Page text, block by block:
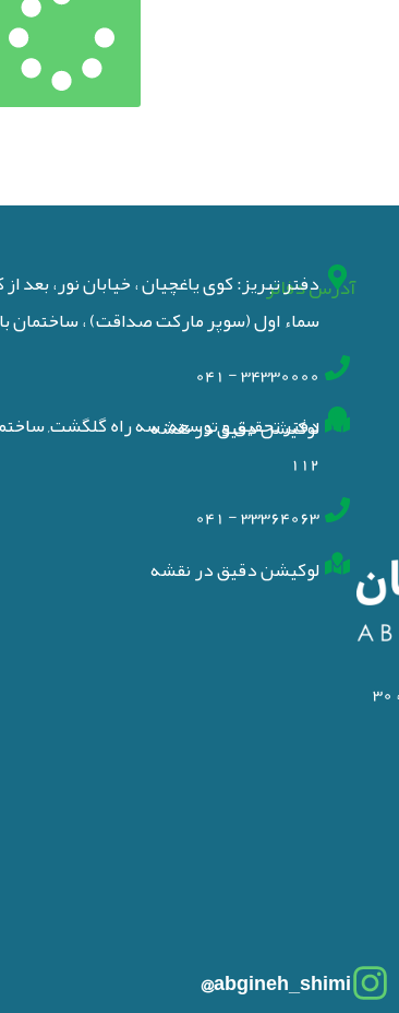
آدرس کارخانه: تبریـز، شهرک صنعتـی شهید سلیمی، 30
آدرس دفاتر
دفتر تبریز: کوی یاغچیان ، خیابان نور، بعد
سماء اول (سوپر مارکت صداقت) ، ساختمان
34330000 - 041
لوکیشن دقیق در نقشه
دفتر تحقیق و توسعه: سه راه گلگشت,
112
33364063 - 041
لوکیشن دقیق در نقشه
abgineh_shimi@